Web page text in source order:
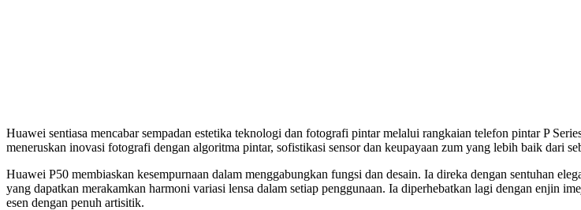
Huawei sentiasa mencabar sempadan estetika teknologi dan fotografi pintar melalui rangkaian telefon pintar P
meneruskan inovasi fotografi dengan algoritma pintar, sofistikasi sensor dan keupayaan zum yang lebih baik dari
Huawei P50 membiaskan kesempurnaan dalam menggabungkan fungsi dan desain. Ia direka dengan sentuhan
yang dapatkan merakamkan harmoni variasi lensa dalam setiap penggunaan. Ia diperhebatkan lagi dengan
esen dengan penuh artisitik.